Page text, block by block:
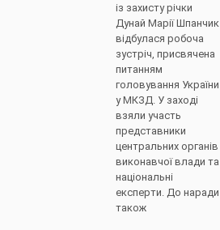
із захисту річки
Дунай Марії Шпанчик
відбулася робоча
зустріч, присвячена
питанням
головування України
у МКЗД. У заході
взяли участь
представники
центральних органів
виконавчої влади та
національні
експерти. До наради
також